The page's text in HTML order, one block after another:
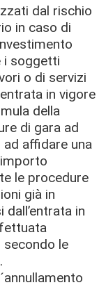
dal rischio
in caso di
i soggetti
o di servizi
in vigore
della
di gara ad
affidare una
le procedure
già in
in
secondo le